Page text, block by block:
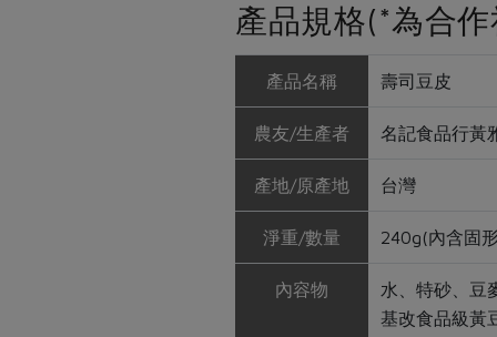
產品規格(*為合
產品名稱 壽司豆皮
農友/生產者 名記食品行黃
產地/原產地 台灣
淨重/數量 240g(內含固
內容物
水、特砂、豆
基改食品級黃